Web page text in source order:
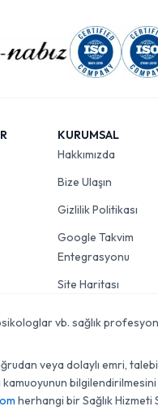
KURUMSAL
Hakkımızda
Bize Ulaşın
Gizlilik Politikası
Google Takvim
Entegrasyonu
Site Haritası
vb. sağlık
veya dolaylı emri,
herhangi bir Sağlık Hizmeti